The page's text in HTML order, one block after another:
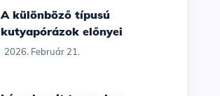
A különböző típusú
kutyapórázok előnyei
2026. Február 21.